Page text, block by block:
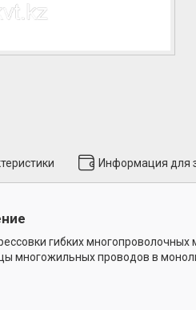
Информация для
гибких
многожильных проводов в